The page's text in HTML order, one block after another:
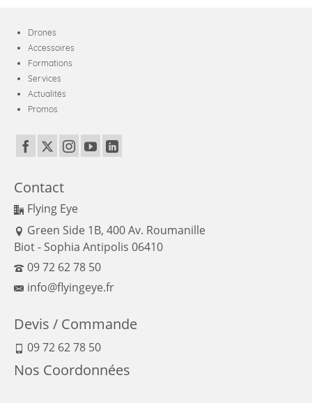
Drones
Accessoires
Formations
Services
Actualités
Promos
Contact
Flying Eye
Green Side 1B, 400 Av. Roumanille
Biot - Sophia Antipolis 06410
09 72 62 78 50
info@flyingeye.fr
Devis / Commande
09 72 62 78 50
Nos Coordonnées